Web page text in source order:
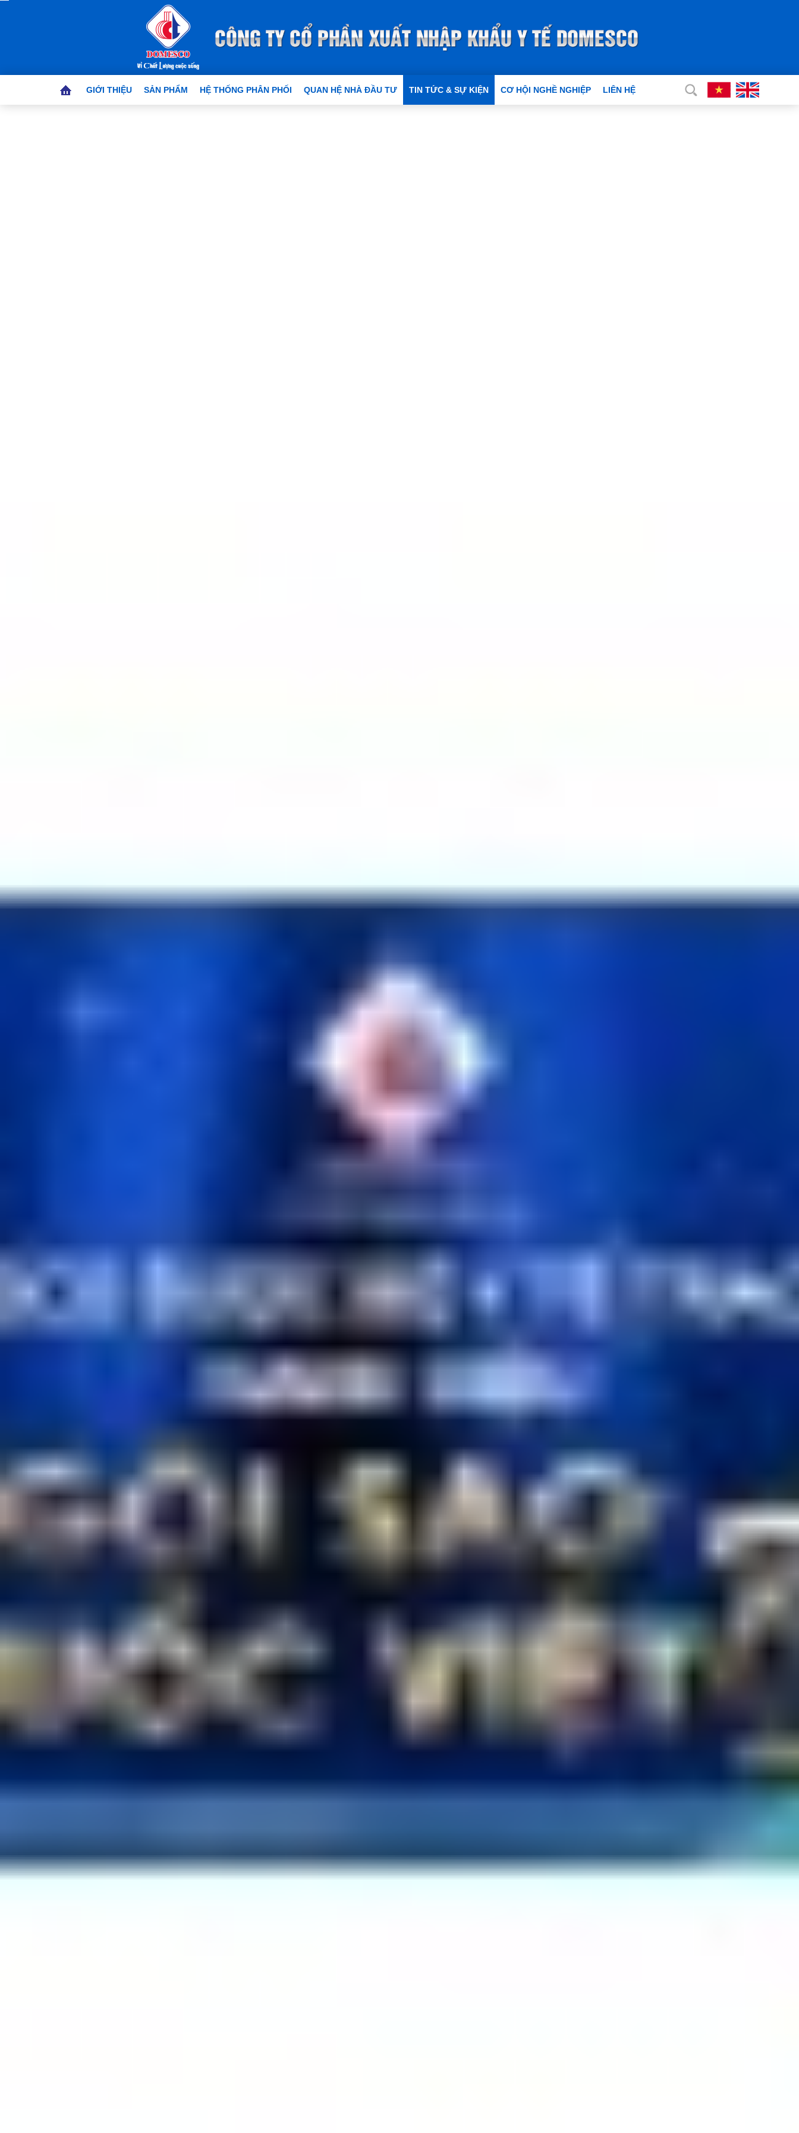
GIỚI THIỆU SẢN PHẨM HỆ THỐNG PHÂN PHỐI QUAN HỆ NHÀ ĐẦU TƯ TIN TỨC & SỰ KIỆN CƠ HỘI NGHỀ NGHIỆP LIÊN HỆ